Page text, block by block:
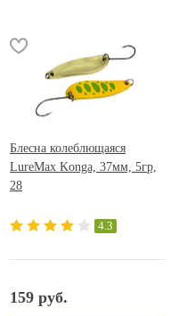
Блесна колеблющаяся
LureMax Konga, 37мм, 5гр,
28
4.3
159 руб.